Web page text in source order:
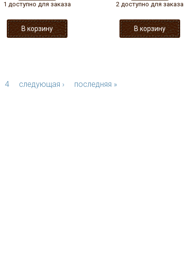
1 доступно для заказа 2 доступно для заказа
4 следующая › последняя »